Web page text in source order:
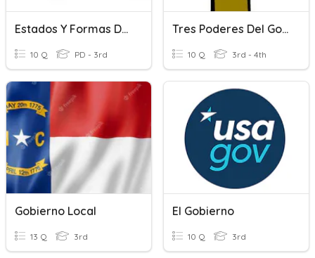
Estados Y Formas De Gobierno 1
10 Q PD - 3rd
Tres Poderes Del Gobierno
10 Q 3rd - 4th
Gobierno Local
13 Q 3rd
El Gobierno
10 Q 3rd